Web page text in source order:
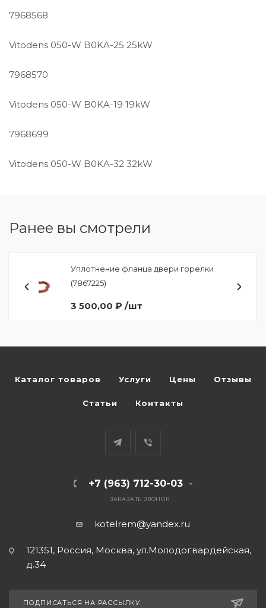
7968568
Vitodens 050-W B0KA-25 25kW
7968570
Vitodens 050-W B0KA-19 19kW
7968699
Vitodens 050-W B0KA-32 32kW
Ранее вы смотрели
Уплотнение фланца двери горелки
(7867225)
3 500,00 ₽ /шт
Каталог товаров Услуги Цены Отзывы
Статьи Контакты
+7 (963) 712-30-03
ЗАКАЗАТЬ ЗВОНОК
kotelrem@yandex.ru
121351, Россия, Москва, ул.Молодогвардейская,
д.34
ПОДПИСАТЬСЯ НА РАССЫЛКУ